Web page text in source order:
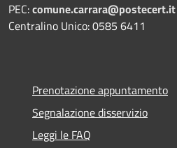
PEC:comune.carrara@postecert.it
Centralino Unico: 0585 6411
Prenotazione appuntamento
Segnalazione disservizio
Leggi le FAQ